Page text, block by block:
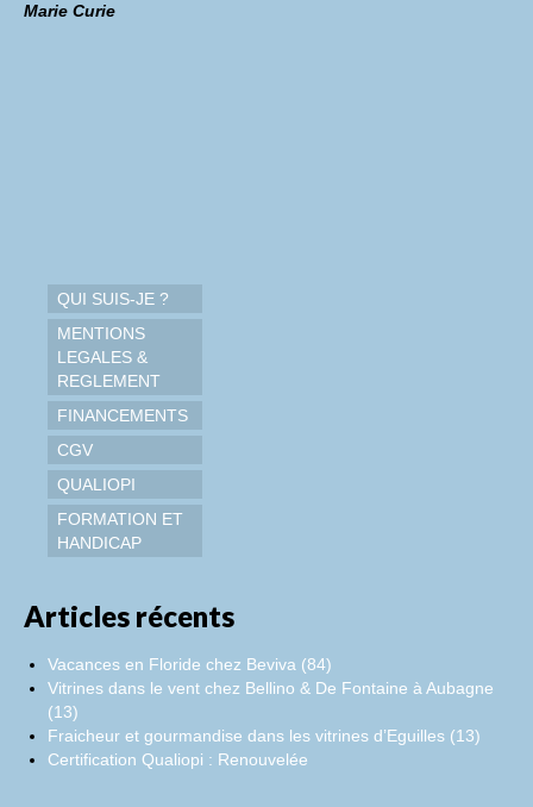
Marie Curie
QUI SUIS-JE ?
MENTIONS
LEGALES &
REGLEMENT
FINANCEMENTS
CGV
QUALIOPI
FORMATION ET
HANDICAP
Articles récents
Vacances en Floride chez Beviva (84)
Vitrines dans le vent chez Bellino & De Fontaine à Aubagne
(13)
Fraicheur et gourmandise dans les vitrines d’Eguilles (13)
Certification Qualiopi : Renouvelée